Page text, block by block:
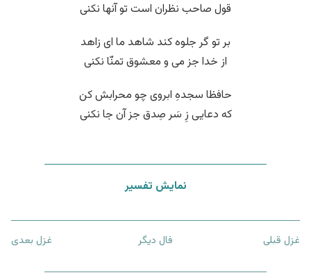
قول صاحب نظران است تو آنها نکنی
بر تو گر جلوه کند شاهد ما ای زاهد
از خدا جز می و معشوق تمنّا نکنی
حافظا سجدهِ ابروی چو محرابش کن
که دعایی زِ سَر صِدق جز آن جا نکنی
نمایش تفسیر
غزل قبلی فال دیگر غزل بعدی